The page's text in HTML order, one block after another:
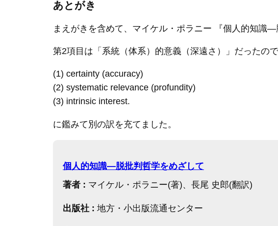
あとがき
まえがきを含めて、マイケル・ポラニー 『個人的知識
第2項目は「系統（体系）的意義（深遠さ）」だったの
(1) certainty (accuracy)
(2) systematic relevance (profundity)
(3) intrinsic interest.
に鑑みて別の訳を充てました。
個人的知識―脱批判哲学をめざして
著者 : マイケル・ポラニー(著)、長尾 史郎(翻訳)
出版社 : 地方・小出版流通センター